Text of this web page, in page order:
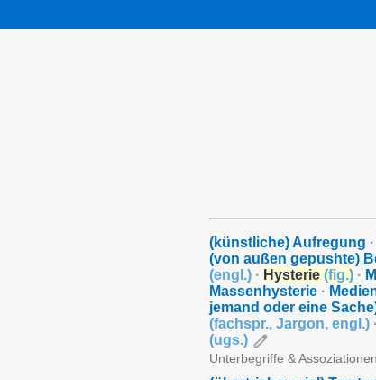
(künstliche) Aufregung ·
(von außen gepushte)
(engl.) · Hysterie (fig.) ·
Massenhysterie ·
jemand oder eine
(fachspr., Jargon, engl.) ·
(ugs.)
Unterbegriffe &